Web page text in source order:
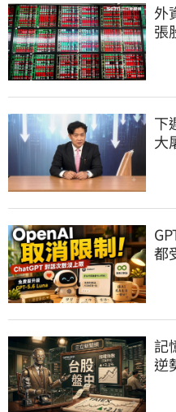
外
張
下
大
都
記
逆